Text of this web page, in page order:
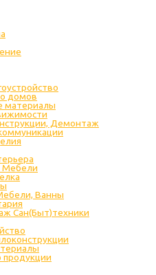
домов
материалы
Демонтаж
Мебели
Ванны
Сан(Быт)техники
продукции